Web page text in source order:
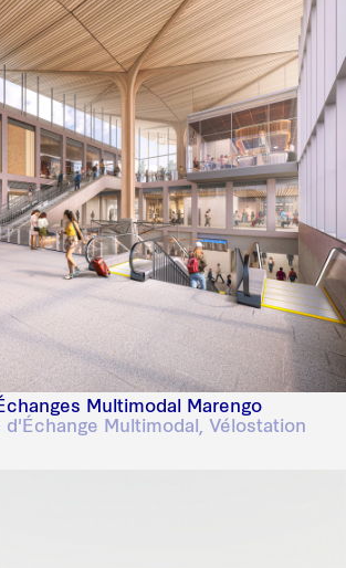
Multimodal Marengo
d'Échange Multimodal, Vélostation